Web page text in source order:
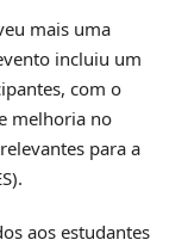
mais uma
incluiu um
com o
melhoria no
para a
aos estudantes